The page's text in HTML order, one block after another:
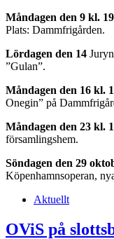
Måndagen den 9 kl. 19
Plats: Dammfrigården.
Lördagen den 14
”Gulan”.
Måndagen den 16 kl.
Onegin” på
Måndagen den 23 kl.
församlingshem.
Söndagen den 29
Köpenhamnsoperan,
Aktuellt
OViS på